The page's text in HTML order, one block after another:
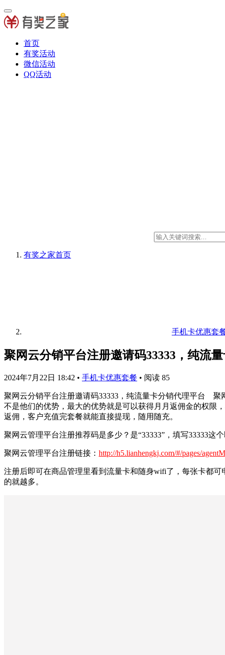
首页
有奖活动
微信活动
QQ活动
有奖之家首页
手机卡优惠套
聚网云分销平台注册邀请码33333，纯流
2024年7月22日 18:42 • 手机卡优惠套餐 • 阅读 85
聚网云分销平台注册邀请码33333，纯流量卡分销代理平台
不是他们的优势，最大的优势就是可以获得月月返佣金的权限
返佣，客户充值完套餐就能直接提现，随用随充。
聚网云管理平台注册推荐码是多少？是“33333”，填写33333这个
聚网云管理平台注册链接： http://h5.lianhengkj.com/#/pages/
注册后即可在商品管理里看到流量卡和随身wifi了，每张卡都
的就越多。